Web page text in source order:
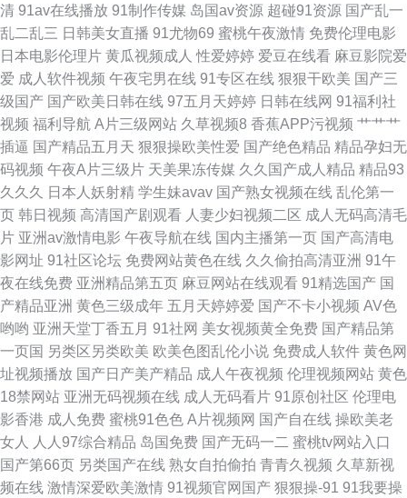
碰 成人网址在线播放 欧美日韩七区 伊人成人在线网 岛国av免费 日本有码日
韩高清 久久97视屏 超碰97成人在线 欧美伦埋乱码午夜 伊人三级片
清 91av在线播放 91制作传媒 岛国av资源 超碰91资源 国产乱一
乱二乱三 日韩美女直播 91尤物69 蜜桃午夜激情 免费伦理电影
日本电影伦理片 黄瓜视频成人 性爱婷婷 爱豆在线看 麻豆影院爱
爱 成人软件视频 午夜宅男在线 91专区在线 狠狠干欧美 国产三
级国产 国产欧美日韩在线 97五月天婷婷 日韩在线网 91福利社
视频 福利导航 A片三级网站 久草视频8 香蕉APP污视频 艹艹艹
插逼 国产精品五月天 狠狠操欧美性爱 国产绝色精品 精品孕妇无
码视频 午夜A片三级片 天美果冻传媒 久久国产成人精品 精品93
久久久
日本人妖射精 学生妹avav 国产熟女视频在线 乱伦第一
页 韩日视频 高清国产剧观看 人妻少妇视频二区 成人无码高清毛
片 亚洲av激情电影 午夜导航在线 国内主播第一页 国产高清电
影网址 91社区论坛 免费网站黄色在线 久久偷拍高清亚洲 91午
夜在线免费 亚洲精品第五页 麻豆网站在线观看 91精选国产 国
产精品亚洲 黄色三级成年 五月天婷婷爱 国产不卡小视频 AV色
哟哟 亚洲天堂丁香五月 91社网 美女视频黄全免费 国产精品第
一页国 另类区另类欧美 欧美色图乱伦小说 免费成人软件 黄色网
址视频播放 国产日产美产精品 成人午夜视频 伦理视频网站 黄色
18禁网站 亚洲无码视频在线 成人无码看片 91原创社区 伦理电
影香港 成人免费 蜜桃91色色 A片视频网 国产自在线 操欧美老
女人
人人97综合精品 岛国免费 国产无码一二 蜜桃tv网站入口
国产第66页 另类国产在线 熟女自拍偷拍 青青久视频 久草新视
频在线 激情深爱欧美激情 91视频官网国产 狠狠操-91 91我要操